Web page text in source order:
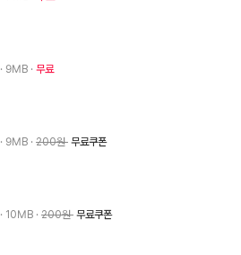
· 9MB 무료
· 9MB 200원 무료쿠폰
· 10MB 200원 무료쿠폰